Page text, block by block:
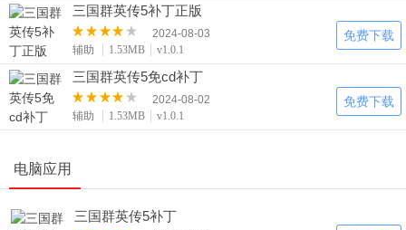
可用于修改国库、城市、武将、队伍和新武将等内容。该
修改器操作简单，界面简洁易用。
可以通过修改文本文件夹下的相应文件来实现对游戏数据
的改变，并且需要注意全部要进行修改才能生效。
在使用过程中可能会遇到一些常见问题，例如内存修改功
能如何使用以及如何查看新武将的真实编号等。
三国群英传5补丁正版
2024-08-03
辅助
1.53MB v1.0.1
免费下载
三国群英传5免cd补丁
2024-08-02
辅助
1.53MB v1.0.1
免费下载
电脑应用
三国群英传5补丁